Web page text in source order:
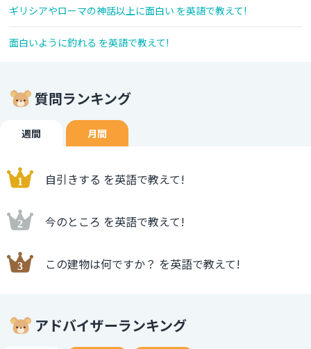
ギリシアやローマの神話以上に面白い を英語で教えて!
面白いように釣れる を英語で教えて!
質問ランキング
週間 月間
自引きする を英語で教えて!
今のところ を英語で教えて!
この建物は何ですか？ を英語で教えて!
アドバイザーランキング